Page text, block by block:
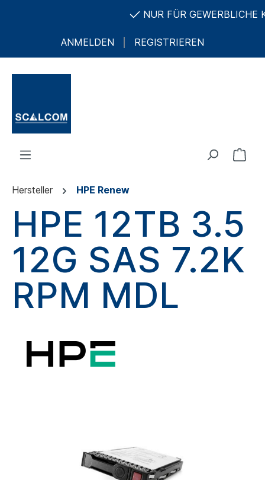
NUR FÜR GEWERBLICHE
ANMELDEN REGISTRIEREN
Hersteller HPE Renew
HPE 12TB 3.5
12G SAS 7.2K
RPM MDL